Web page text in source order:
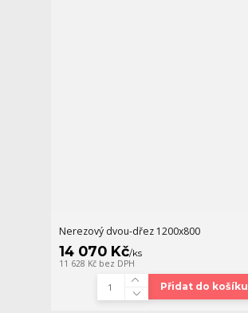
Nerezový dvou-dřez 1200x800
14 070 Kč/ks
11 628 Kč bez DPH
Přidat do košíku